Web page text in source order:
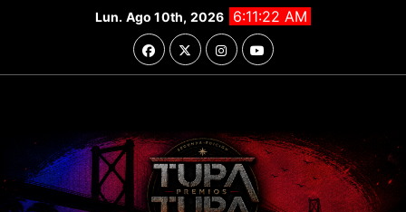
Lun. Ago 10th, 2026 6:11:24 AM